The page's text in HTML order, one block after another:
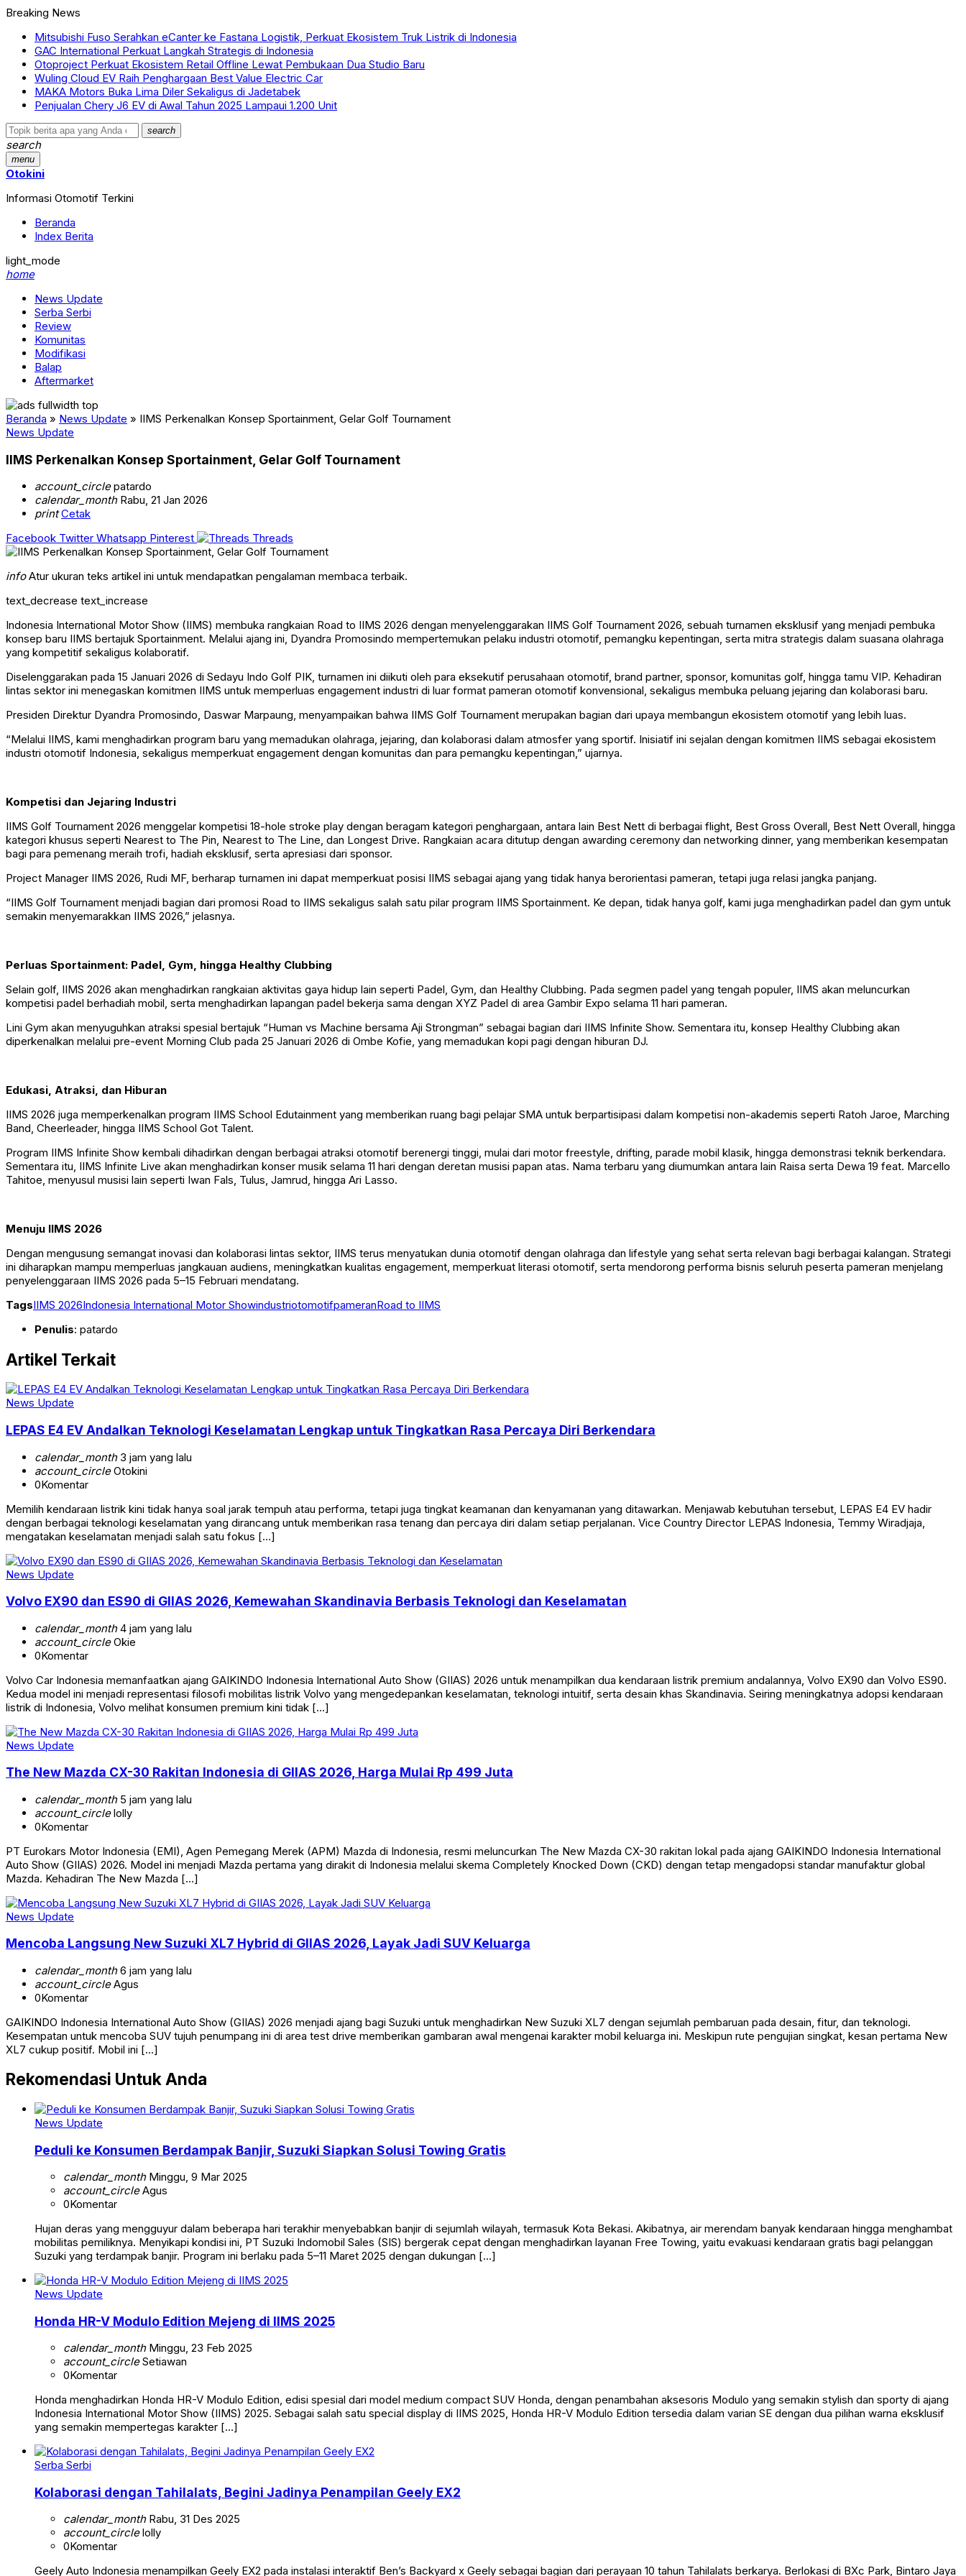
Breaking News
Mitsubishi Fuso Serahkan eCanter ke Fastana Logistik, Perkuat Ekosistem Truk Listrik di Indonesia
GAC International Perkuat Langkah Strategis di Indonesia
Otoproject Perkuat Ekosistem Retail Offline Lewat Pembukaan Dua Studio Baru
Wuling Cloud EV Raih Penghargaan Best Value Electric Car
MAKA Motors Buka Lima Diler Sekaligus di Jadetabek
Penjualan Chery J6 EV di Awal Tahun 2025 Lampaui 1.200 Unit
search
search
menu
Otokini
Informasi Otomotif Terkini
Beranda
Index Berita
light_mode
home
News Update
Serba Serbi
Review
Komunitas
Modifikasi
Balap
Aftermarket
Beranda » News Update » IIMS Perkenalkan Konsep Sportainment, Gelar Golf Tournament
News Update
IIMS Perkenalkan Konsep Sportainment, Gelar Golf Tournament
account_circlepatardo
calendar_monthRabu, 21 Jan 2026
print Cetak
Facebook Twitter Whatsapp Pinterest Threads
infoAtur ukuran teks artikel ini untuk mendapatkan pengalaman membaca terbaik.
text_decrease text_increase
Indonesia International Motor Show (IIMS) membuka rangkaian Road to IIMS 2026 dengan menyelenggarakan IIMS Golf Tournament 2026, sebuah turnamen eksklusif yang menjadi pembuka
konsep baru IIMS bertajuk Sportainment. Melalui ajang ini, Dyandra Promosindo mempertemukan pelaku industri otomotif, pemangku kepentingan, serta mitra strategis dalam suasana olahraga
yang kompetitif sekaligus kolaboratif.
Diselenggarakan pada 15 Januari 2026 di Sedayu Indo Golf PIK, turnamen ini diikuti oleh para eksekutif perusahaan otomotif, brand partner, sponsor, komunitas golf, hingga tamu VIP. Kehadiran
lintas sektor ini menegaskan komitmen IIMS untuk memperluas engagement industri di luar format pameran otomotif konvensional, sekaligus membuka peluang jejaring dan kolaborasi baru.
Presiden Direktur Dyandra Promosindo, Daswar Marpaung, menyampaikan bahwa IIMS Golf Tournament merupakan bagian dari upaya membangun ekosistem otomotif yang lebih luas.
“Melalui IIMS, kami menghadirkan program baru yang memadukan olahraga, jejaring, dan kolaborasi dalam atmosfer yang sportif. Inisiatif ini sejalan dengan komitmen IIMS sebagai ekosistem
industri otomotif Indonesia, sekaligus memperkuat engagement dengan komunitas dan para pemangku kepentingan,” ujarnya.
Kompetisi dan Jejaring Industri
IIMS Golf Tournament 2026 menggelar kompetisi 18-hole stroke play dengan beragam kategori penghargaan, antara lain Best Nett di berbagai flight, Best Gross Overall, Best Nett Overall, hingga
kategori khusus seperti Nearest to The Pin, Nearest to The Line, dan Longest Drive. Rangkaian acara ditutup dengan awarding ceremony dan networking dinner, yang memberikan kesempatan
bagi para pemenang meraih trofi, hadiah eksklusif, serta apresiasi dari sponsor.
Project Manager IIMS 2026, Rudi MF, berharap turnamen ini dapat memperkuat posisi IIMS sebagai ajang yang tidak hanya berorientasi pameran, tetapi juga relasi jangka panjang.
“IIMS Golf Tournament menjadi bagian dari promosi Road to IIMS sekaligus salah satu pilar program IIMS Sportainment. Ke depan, tidak hanya golf, kami juga menghadirkan padel dan gym untuk
semakin menyemarakkan IIMS 2026,” jelasnya.
Perluas Sportainment: Padel, Gym, hingga Healthy Clubbing
Selain golf, IIMS 2026 akan menghadirkan rangkaian aktivitas gaya hidup lain seperti Padel, Gym, dan Healthy Clubbing. Pada segmen padel yang tengah populer, IIMS akan meluncurkan
kompetisi padel berhadiah mobil, serta menghadirkan lapangan padel bekerja sama dengan XYZ Padel di area Gambir Expo selama 11 hari pameran.
Lini Gym akan menyuguhkan atraksi spesial bertajuk “Human vs Machine bersama Aji Strongman” sebagai bagian dari IIMS Infinite Show. Sementara itu, konsep Healthy Clubbing akan
diperkenalkan melalui pre-event Morning Club pada 25 Januari 2026 di Ombe Kofie, yang memadukan kopi pagi dengan hiburan DJ.
Edukasi, Atraksi, dan Hiburan
IIMS 2026 juga memperkenalkan program IIMS School Edutainment yang memberikan ruang bagi pelajar SMA untuk berpartisipasi dalam kompetisi non-akademis seperti Ratoh Jaroe, Marching
Band, Cheerleader, hingga IIMS School Got Talent.
Program IIMS Infinite Show kembali dihadirkan dengan berbagai atraksi otomotif berenergi tinggi, mulai dari motor freestyle, drifting, parade mobil klasik, hingga demonstrasi teknik berkendara.
Sementara itu, IIMS Infinite Live akan menghadirkan konser musik selama 11 hari dengan deretan musisi papan atas. Nama terbaru yang diumumkan antara lain Raisa serta Dewa 19 feat. Marcello
Tahitoe, menyusul musisi lain seperti Iwan Fals, Tulus, Jamrud, hingga Ari Lasso.
Menuju IIMS 2026
Dengan mengusung semangat inovasi dan kolaborasi lintas sektor, IIMS terus menyatukan dunia otomotif dengan olahraga dan lifestyle yang sehat serta relevan bagi berbagai kalangan. Strategi
ini diharapkan mampu memperluas jangkauan audiens, meningkatkan kualitas engagement, memperkuat literasi otomotif, serta mendorong performa bisnis seluruh peserta pameran menjelang
penyelenggaraan IIMS 2026 pada 5–15 Februari mendatang.
TagsIIMS 2026Indonesia International Motor ShowindustriotomotifpameranRoad to IIMS
Penulis: patardo
Artikel Terkait
News Update
LEPAS E4 EV Andalkan Teknologi Keselamatan Lengkap untuk Tingkatkan Rasa Percaya Diri Berkendara
calendar_month3 jam yang lalu
account_circleOtokini
0Komentar
Memilih kendaraan listrik kini tidak hanya soal jarak tempuh atau performa, tetapi juga tingkat keamanan dan kenyamanan yang ditawarkan. Menjawab kebutuhan tersebut, LEPAS E4 EV hadir
dengan berbagai teknologi keselamatan yang dirancang untuk memberikan rasa tenang dan percaya diri dalam setiap perjalanan. Vice Country Director LEPAS Indonesia, Temmy Wiradjaja,
mengatakan keselamatan menjadi salah satu fokus […]
News Update
Volvo EX90 dan ES90 di GIIAS 2026, Kemewahan Skandinavia Berbasis Teknologi dan Keselamatan
calendar_month4 jam yang lalu
account_circleOkie
0Komentar
Volvo Car Indonesia memanfaatkan ajang GAIKINDO Indonesia International Auto Show (GIIAS) 2026 untuk menampilkan dua kendaraan listrik premium andalannya, Volvo EX90 dan Volvo ES90.
Kedua model ini menjadi representasi filosofi mobilitas listrik Volvo yang mengedepankan keselamatan, teknologi intuitif, serta desain khas Skandinavia. Seiring meningkatnya adopsi kendaraan
listrik di Indonesia, Volvo melihat konsumen premium kini tidak […]
News Update
The New Mazda CX-30 Rakitan Indonesia di GIIAS 2026, Harga Mulai Rp 499 Juta
calendar_month5 jam yang lalu
account_circlelolly
0Komentar
PT Eurokars Motor Indonesia (EMI), Agen Pemegang Merek (APM) Mazda di Indonesia, resmi meluncurkan The New Mazda CX-30 rakitan lokal pada ajang GAIKINDO Indonesia International
Auto Show (GIIAS) 2026. Model ini menjadi Mazda pertama yang dirakit di Indonesia melalui skema Completely Knocked Down (CKD) dengan tetap mengadopsi standar manufaktur global
Mazda. Kehadiran The New Mazda […]
News Update
Mencoba Langsung New Suzuki XL7 Hybrid di GIIAS 2026, Layak Jadi SUV Keluarga
calendar_month6 jam yang lalu
account_circleAgus
0Komentar
GAIKINDO Indonesia International Auto Show (GIIAS) 2026 menjadi ajang bagi Suzuki untuk menghadirkan New Suzuki XL7 dengan sejumlah pembaruan pada desain, fitur, dan teknologi.
Kesempatan untuk mencoba SUV tujuh penumpang ini di area test drive memberikan gambaran awal mengenai karakter mobil keluarga ini. Meskipun rute pengujian singkat, kesan pertama New
XL7 cukup positif. Mobil ini […]
Rekomendasi Untuk Anda
News Update
Peduli ke Konsumen Berdampak Banjir, Suzuki Siapkan Solusi Towing Gratis
calendar_monthMinggu, 9 Mar 2025
account_circleAgus
0Komentar
Hujan deras yang mengguyur dalam beberapa hari terakhir menyebabkan banjir di sejumlah wilayah, termasuk Kota Bekasi. Akibatnya, air merendam banyak kendaraan hingga menghambat
mobilitas pemiliknya. Menyikapi kondisi ini, PT Suzuki Indomobil Sales (SIS) bergerak cepat dengan menghadirkan layanan Free Towing, yaitu evakuasi kendaraan gratis bagi pelanggan
Suzuki yang terdampak banjir. Program ini berlaku pada 5–11 Maret 2025 dengan dukungan […]
News Update
Honda HR-V Modulo Edition Mejeng di IIMS 2025
calendar_monthMinggu, 23 Feb 2025
account_circleSetiawan
0Komentar
Honda menghadirkan Honda HR-V Modulo Edition, edisi spesial dari model medium compact SUV Honda, dengan penambahan aksesoris Modulo yang semakin stylish dan sporty di ajang
Indonesia International Motor Show (IIMS) 2025. Sebagai salah satu special display di IIMS 2025, Honda HR-V Modulo Edition tersedia dalam varian SE dengan dua pilihan warna eksklusif
yang semakin mempertegas karakter […]
Serba Serbi
Kolaborasi dengan Tahilalats, Begini Jadinya Penampilan Geely EX2
calendar_monthRabu, 31 Des 2025
account_circlelolly
0Komentar
Geely Auto Indonesia menampilkan Geely EX2 pada instalasi interaktif Ben’s Backyard x Geely sebagai bagian dari perayaan 10 tahun Tahilalats berkarya. Berlokasi di BXc Park, Bintaro Jaya